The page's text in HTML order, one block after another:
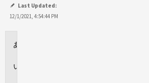
Last Updated:
12/1/2021, 4:54:44 PM